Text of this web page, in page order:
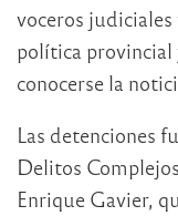
voceros judiciales
política provincial
conocerse la
Las detenciones
Delitos
Enrique Gavier,